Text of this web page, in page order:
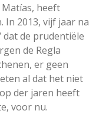
heeft
In 2013, vijf jaar na
dat de prudentiële
de Regla
er geen
al dat het niet
der jaren heeft
voor nu.